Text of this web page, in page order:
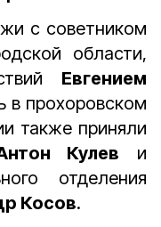
с советником
области,
Евгением
в прохоровском
также приняли
Кулев и
отделения
Косов.